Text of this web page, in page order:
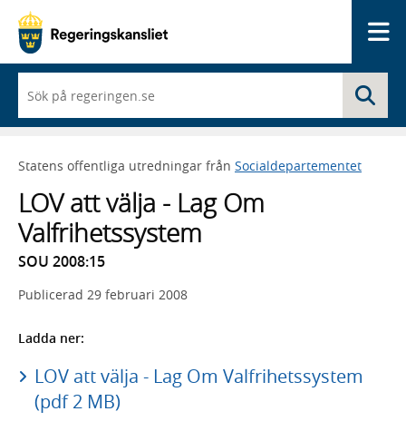
du
börjar
skriva
framträder
lista
med
sökförslag
Statens offentliga utredningar från Socialdepartementet
LOV att välja - Lag Om
Valfrihetssystem
SOU 2008:15
Publicerad 29 februari 2008
Ladda ner:
LOV att välja - Lag Om Valfrihetssystem
(pdf 2 MB)